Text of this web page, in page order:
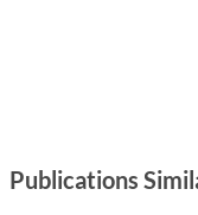
Publications